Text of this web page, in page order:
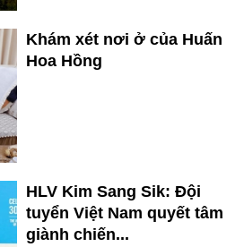
Khám xét nơi ở của Huấn
Hoa Hồng
HLV Kim Sang Sik: Đội
tuyển Việt Nam quyết tâm
giành chiến...